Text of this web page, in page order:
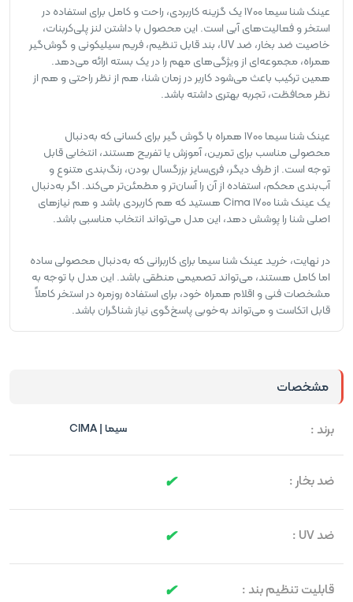
عینک شنا سیما 1700 یک گزینه کاربردی، راحت و کامل برای استفاده در
استخر و فعالیت‌های آبی است. این محصول با داشتن لنز پلی‌کربنات،
خاصیت ضد بخار، ضد UV، بند قابل تنظیم، فریم سیلیکونی و گوش‌گیر
همراه، مجموعه‌ای از ویژگی‌های مهم را در یک بسته ارائه می‌دهد.
همین ترکیب باعث می‌شود کاربر در زمان شنا، هم از نظر راحتی و هم از
نظر محافظت، تجربه بهتری داشته باشد.
عینک شنا سیما 1700 همراه با گوش گیر برای کسانی که به‌دنبال
محصولی مناسب برای تمرین، آموزش یا تفریح هستند، انتخابی قابل
توجه است. از طرف دیگر، فری‌سایز بزرگسال بودن، رنگ‌بندی متنوع و
آب‌بندی محکم، استفاده از آن را آسان‌تر و مطمئن‌تر می‌کند. اگر به‌دنبال
یک عینک شنا Cima 1700 هستید که هم کاربردی باشد و هم نیازهای
اصلی شنا را پوشش دهد، این مدل می‌تواند انتخاب مناسبی باشد.
در نهایت، خرید عینک شنا سیما برای کاربرانی که به‌دنبال محصولی ساده
اما کامل هستند، می‌تواند تصمیمی منطقی باشد. این مدل با توجه به
مشخصات فنی و اقلام همراه خود، برای استفاده روزمره در استخر کاملاً
قابل اتکاست و می‌تواند به‌خوبی پاسخ‌گوی نیاز شناگران باشد.
مشخصات
برند :
سیما | CIMA
ضد بخار :
ضد UV :
قابلیت تنظیم بند :